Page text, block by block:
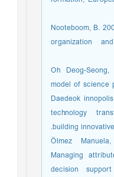
32. Nooteboom,
organization
33. Oh Deog-
model of science
Daedeok
technology
building
34. Ölmez
Managing
decision